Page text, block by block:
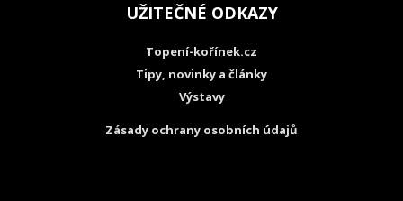
UŽITEČNÉ ODKAZY
Topení-kořínek.cz
Tipy, novinky a články
Výstavy
Zásady ochrany osobních údajů